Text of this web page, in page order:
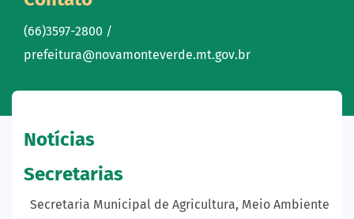
(66)3597-2800 /
prefeitura@novamonteverde.mt.gov.br
Notícias
Secretarias
Secretaria Municipal de Agricultura, Meio Ambiente